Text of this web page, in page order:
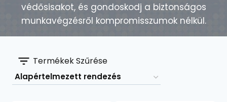
védősisakot, és gondoskodj a biztonságos
munkavégzésről kompromisszumok nélkül.
Termékek Szűrése